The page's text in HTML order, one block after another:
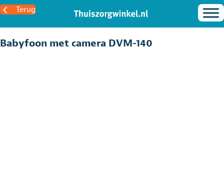
Terug
Babyfoon met camera DVM-140